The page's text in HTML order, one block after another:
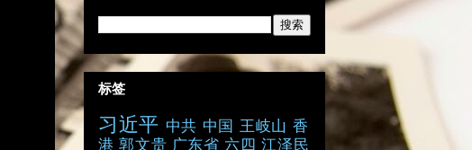
标签
习近平 中共 中国 王岐山 香
港 郭文贵 广东省 六四 江泽民